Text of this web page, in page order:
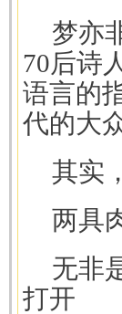
梦亦
70后诗
语言的
代的大
其实
两具
无非
打开